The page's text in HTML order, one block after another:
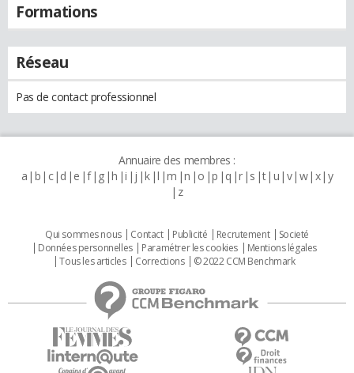
Formations
Réseau
Pas de contact professionnel
Annuaire des membres :
a b c d e f g h i j k l m n o p q r s t u v w x y
z
Qui sommes nous Contact Publicité Recrutement
Societé
Données personnelles
Paramétrer les cookies
Mentions légales
Tous les articles
Corrections © 2022 CCM Benchmark